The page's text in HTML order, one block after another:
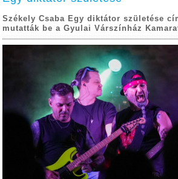
Székely Csaba Egy diktátor születése
mutatták be a Gyulai Várszínház